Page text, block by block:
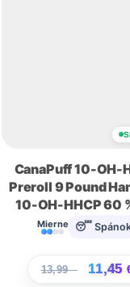
CanaPuff 10-OH-
Preroll 9 Pound
10-OH-HHCP 60
Mierne 😴
13,99€ 11,45